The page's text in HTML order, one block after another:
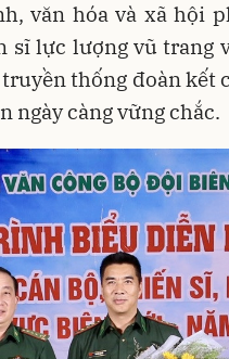
văn hóa và xã hội
sĩ lực lượng vũ trang
thống đoàn kết
ngày càng vững chắc.